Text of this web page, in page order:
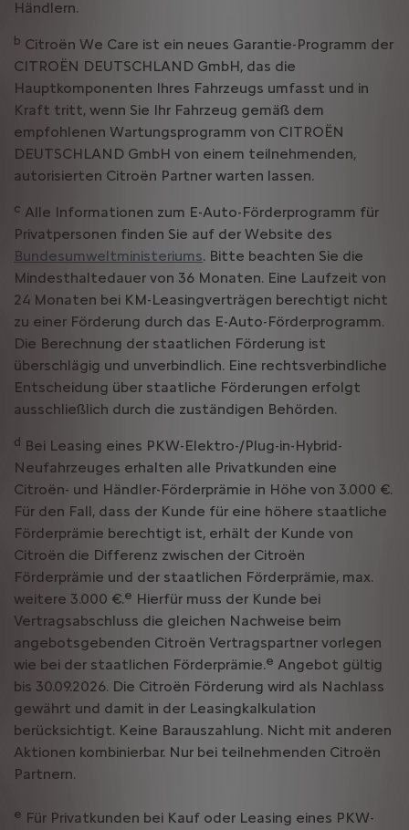
Händlern.
b Citroën We Care ist ein neues Garantie-Programm der
CITROËN DEUTSCHLAND GmbH, das die
Hauptkomponenten Ihres Fahrzeugs umfasst und in
Kraft tritt, wenn Sie Ihr Fahrzeug gemäß dem
empfohlenen Wartungsprogramm von CITROËN
DEUTSCHLAND GmbH von einem teilnehmenden,
autorisierten Citroën Partner warten lassen.
c Alle Informationen zum E-Auto-Förderprogramm für
Privatpersonen finden Sie auf der Website des
Bundesumweltministeriums. Bitte beachten Sie die
Mindesthaltedauer von 36 Monaten. Eine Laufzeit von
24 Monaten bei KM-Leasingverträgen berechtigt nicht
zu einer Förderung durch das E-Auto-Förderprogramm.
Die Berechnung der staatlichen Förderung ist
überschlägig und unverbindlich. Eine rechtsverbindliche
Entscheidung über staatliche Förderungen erfolgt
ausschließlich durch die zuständigen Behörden.
d Bei Leasing eines PKW-Elektro-/Plug-in-Hybrid-
Neufahrzeuges erhalten alle Privatkunden eine
Citroën- und Händler-Förderprämie in Höhe von 3.000 €.
Für den Fall, dass der Kunde für eine höhere staatliche
Förderprämie berechtigt ist, erhält der Kunde von
Citroën die Differenz zwischen der Citroën
Förderprämie und der staatlichen Förderprämie, max.
weitere 3.000 €.e Hierfür muss der Kunde bei
Vertragsabschluss die gleichen Nachweise beim
angebotsgebenden Citroën Vertragspartner vorlegen
wie bei der staatlichen Förderprämie.e Angebot gültig
bis 30.09.2026. Die Citroën Förderung wird als Nachlass
gewährt und damit in der Leasingkalkulation
berücksichtigt. Keine Barauszahlung. Nicht mit anderen
Aktionen kombinierbar. Nur bei teilnehmenden Citroën
Partnern.
e Für Privatkunden bei Kauf oder Leasing eines PKW-